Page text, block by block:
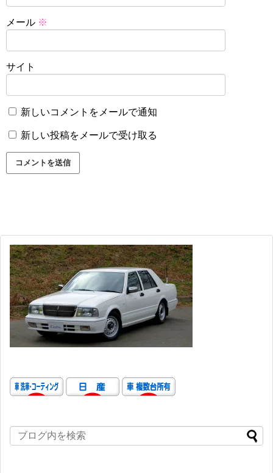
メール ※
サイト
新しいコメントをメールで通知
新しい投稿をメールで受け取る